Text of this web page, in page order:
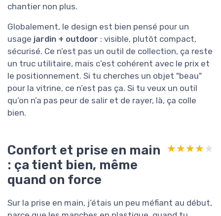
chantier non plus.
Globalement, le design est bien pensé pour un
usage jardin + outdoor : visible, plutôt compact,
sécurisé. Ce n’est pas un outil de collection, ça reste
un truc utilitaire, mais c’est cohérent avec le prix et
le positionnement. Si tu cherches un objet "beau"
pour la vitrine, ce n’est pas ça. Si tu veux un outil
qu’on n’a pas peur de salir et de rayer, là, ça colle
bien.
Confort et prise en main
: ça tient bien, même
quand on force
★★★★★
★★★★★
Sur la prise en main, j’étais un peu méfiant au début,